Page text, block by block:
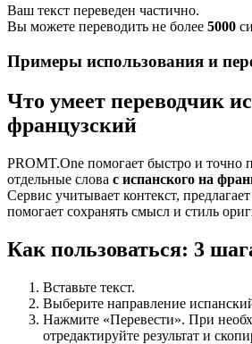
Ваш текст переведен частично.
Вы можете переводить не более 5000
Примеры использования и
Что умеет переводчик
французский
PROMT.One помогает быстро и точно
отдельные слова с испанского на
Сервис учитывает контекст,
помогает сохранять смысл и стиль
Как пользоваться: 3
Вставьте текст.
Выберите направление
Нажмите «Перевести». При
отредактируйте результат и